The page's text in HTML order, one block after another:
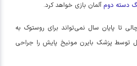
دومآلمان بازی خواهد کرد.
تا پایان سال نمی‌تواند برایروستوکبه
توسط پزشکبایرنمونیخ پایش را جراحی